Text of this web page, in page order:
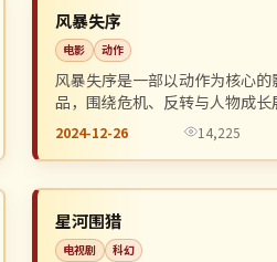
日本
风暴失序
电影 动作
风暴失序是一部以动作为核心的
品，围绕危机、反转与人物成长
整体节奏紧凑，值得推荐观看。
2024-12-26 14,225
英国
星河围猎
电视剧 科幻